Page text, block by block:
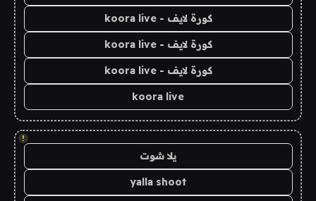
كورة لايف - koora live
كورة لايف - koora live
كورة لايف - koora live
koora live
!
يلا شوت
yalla shoot